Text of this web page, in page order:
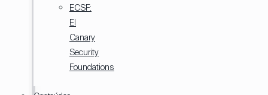
ECSF:
El
Canary
Security
Foundations